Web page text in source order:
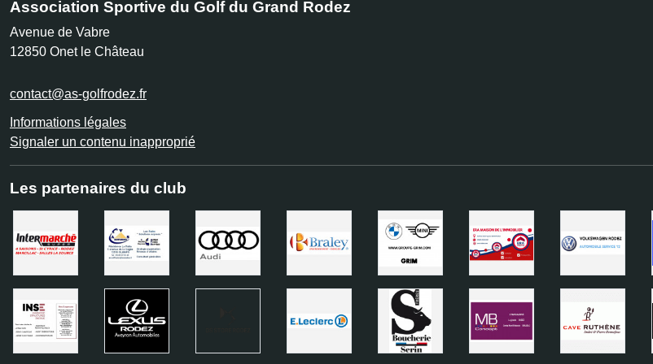
Association Sportive du Golf du Grand Rodez
Avenue de Vabre
12850 Onet le Château
contact@as-golfrodez.fr
Informations légales
Signaler un contenu inapproprié
Les partenaires du club